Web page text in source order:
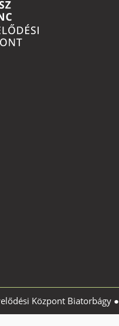
Központ Biatorbágy ●